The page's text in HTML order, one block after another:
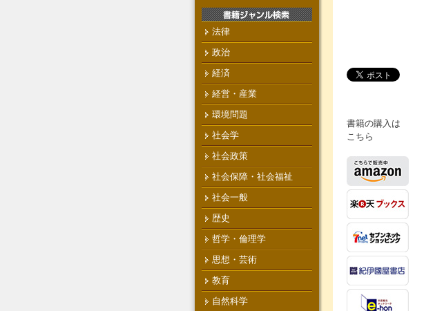
書籍の購入は
こちら
法律
政治
経済
経営・産業
環境問題
社会学
社会政策
社会保障・社会福祉
社会一般
歴史
哲学・倫理学
思想・芸術
教育
自然科学